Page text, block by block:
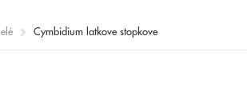
Cymbidium latkove stopkove